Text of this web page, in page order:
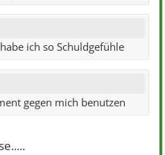
ich so Schuldgefühle
gegen mich benutzen